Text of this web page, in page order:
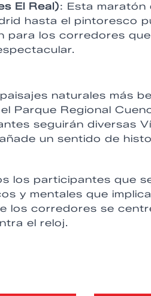
El Real): Esta maratón
hasta el pintoresco
para los corredores
naturales más
Parque Regional
seguirán diversas
un sentido de
los participantes que
y mentales que
los corredores se
el reloj.